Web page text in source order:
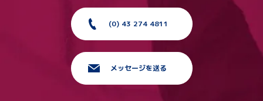
(0) 43 274 4811
メッセージを送る